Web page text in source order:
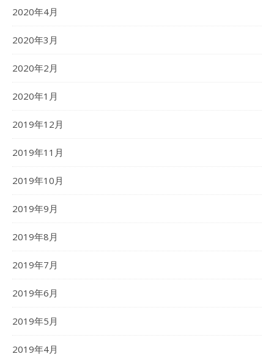
2020年4月
2020年3月
2020年2月
2020年1月
2019年12月
2019年11月
2019年10月
2019年9月
2019年8月
2019年7月
2019年6月
2019年5月
2019年4月